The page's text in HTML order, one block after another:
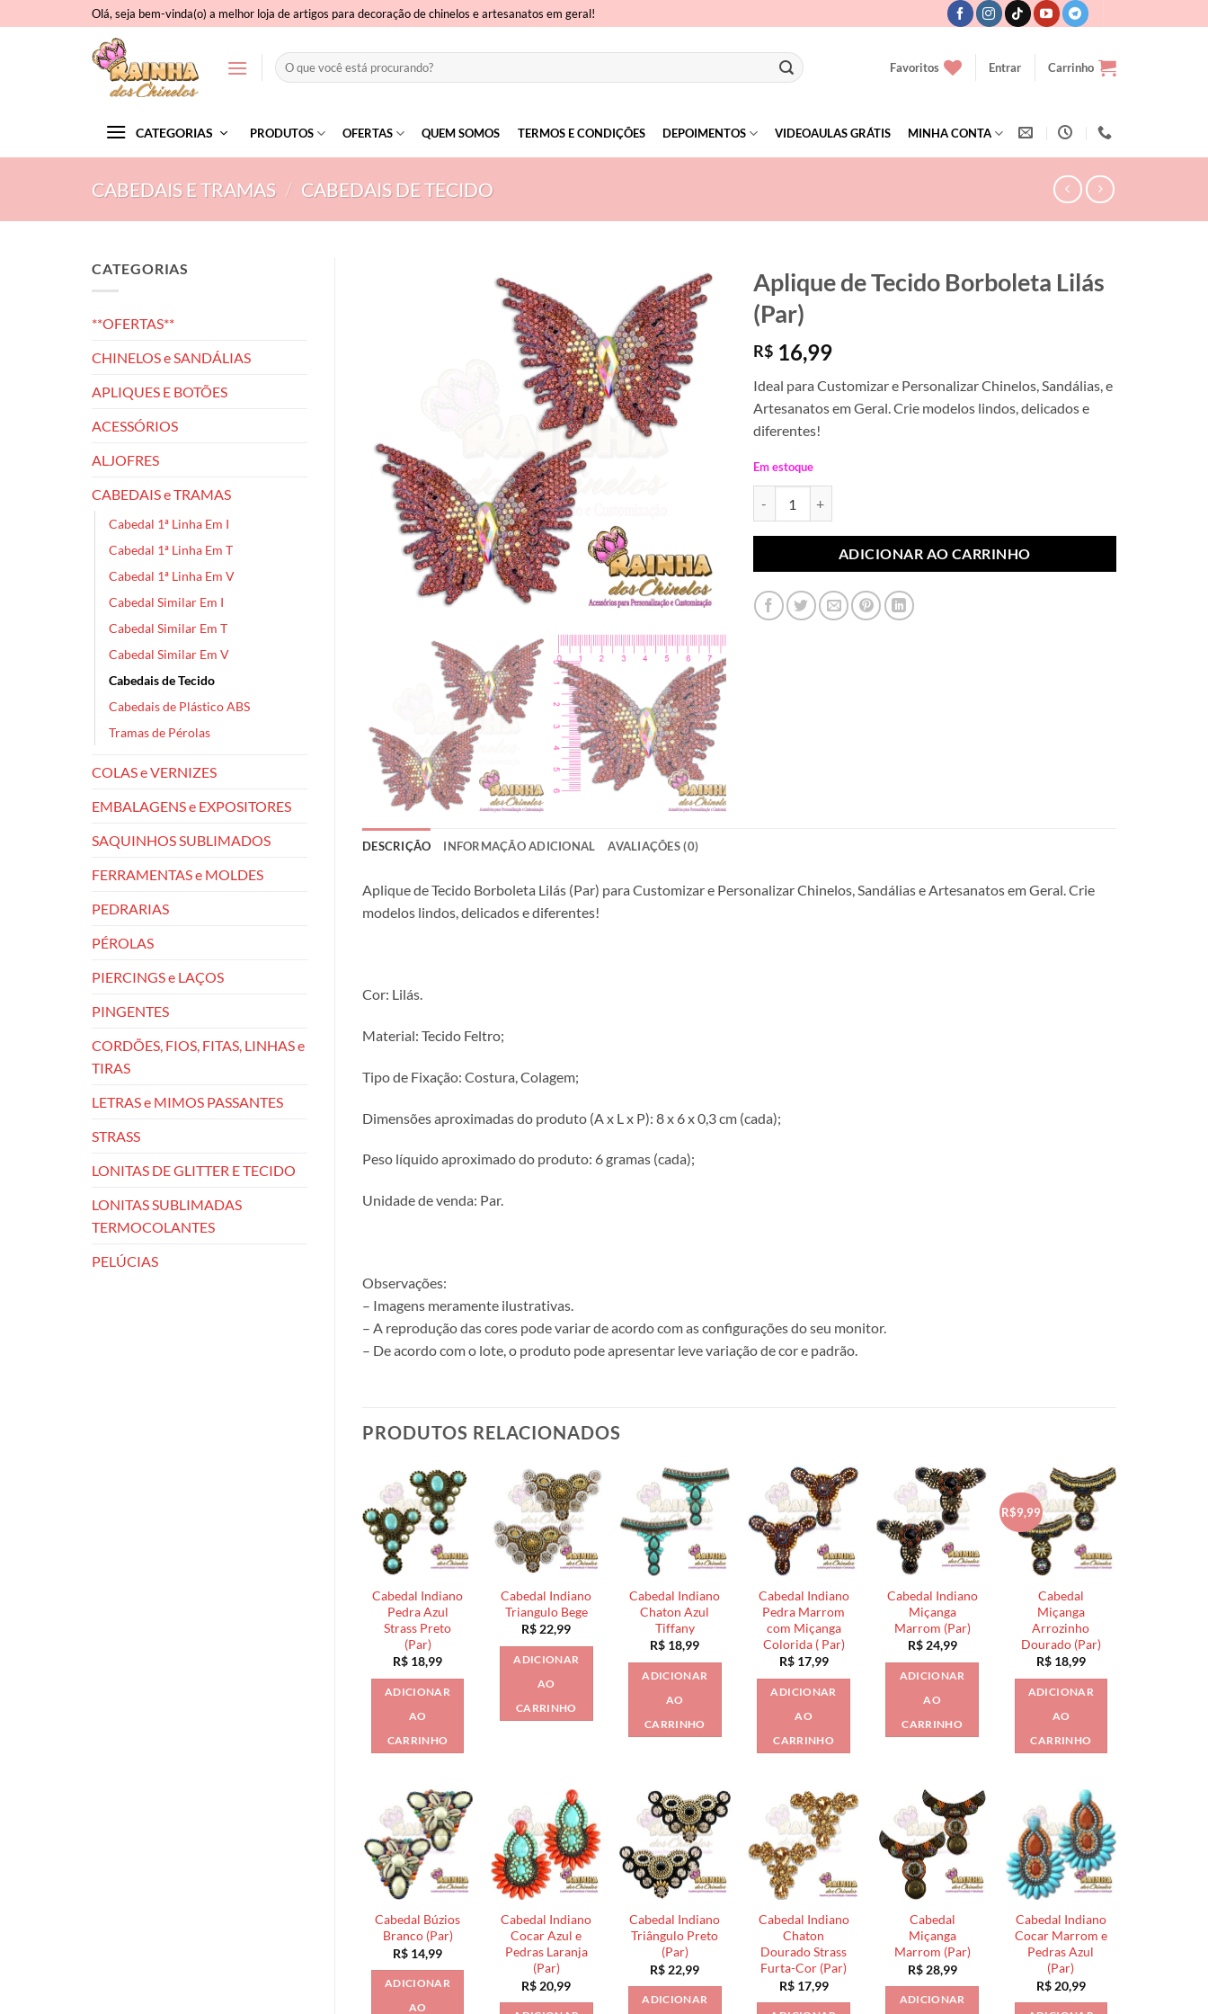
to
Olá, seja bem-vinda(o) a melhor loja de artigos para decoração de chinelos e artesanatos em geral!
Pesquisar
por:
Favoritos Entrar Carrinho
CATEGORIAS PRODUTOS OFERTAS QUEM SOMOS TERMOS E CONDIÇÕES DEPOIMENTOS VIDEOAULAS GRÁTIS MINHA CONTA
CABEDAIS E TRAMAS / CABEDAIS DE TECIDO
CATEGORIAS
**OFERTAS**
CHINELOS e SANDÁLIAS
APLIQUES E BOTÕES
ACESSÓRIOS
ALJOFRES
CABEDAIS e TRAMAS
Cabedal 1ª Linha Em I
Cabedal 1ª Linha Em T
Cabedal 1ª Linha Em V
Cabedal Similar Em I
Cabedal Similar Em T
Cabedal Similar Em V
Cabedais de Tecido
Cabedais de Plástico ABS
Tramas de Pérolas
COLAS e VERNIZES
EMBALAGENS e EXPOSITORES
SAQUINHOS SUBLIMADOS
FERRAMENTAS e MOLDES
PEDRARIAS
PÉROLAS
PIERCINGS e LAÇOS
PINGENTES
CORDÕES, FIOS, FITAS, LINHAS e
TIRAS
LETRAS e MIMOS PASSANTES
STRASS
LONITAS DE GLITTER E TECIDO
LONITAS SUBLIMADAS
TERMOCOLANTES
PELÚCIAS
Aplique de Tecido Borboleta Lilás
(Par)
R$16,99
Ideal para Customizar e Personalizar Chinelos, Sandálias, e
Artesanatos em Geral. Crie modelos lindos, delicados e
diferentes!
Em estoque
ADICIONAR AO CARRINHO
DESCRIÇÃO INFORMAÇÃO ADICIONAL AVALIAÇÕES (0)
Aplique de Tecido Borboleta Lilás (Par) para Customizar e Personalizar Chinelos, Sandálias e Artesanatos em Geral. Crie
modelos lindos, delicados e diferentes!
Cor: Lilás.
Material: Tecido Feltro;
Tipo de Fixação: Costura, Colagem;
Dimensões aproximadas do produto (A x L x P): 8 x 6 x 0,3 cm (cada);
Peso líquido aproximado do produto: 6 gramas (cada);
Unidade de venda: Par.
Observações:
– Imagens meramente ilustrativas.
– A reprodução das cores pode variar de acordo com as configurações do seu monitor.
– De acordo com o lote, o produto pode apresentar leve variação de cor e padrão.
PRODUTOS RELACIONADOS
Cabedal Indiano
Pedra Azul
Strass Preto
(Par)
R$ 18,99
ADICIONAR
AO
CARRINHO
Cabedal Indiano
Triangulo Bege
R$22,99
ADICIONAR
AO
CARRINHO
Cabedal Indiano
Chaton Azul
Tiffany
R$ 18,99
ADICIONAR
AO
CARRINHO
Cabedal Indiano
Pedra Marrom
com Miçanga
Colorida ( Par)
R$17,99
ADICIONAR
AO
CARRINHO
Cabedal Indiano
Miçanga
Marrom (Par)
R$24,99
ADICIONAR
AO
CARRINHO
R$9,99
Cabedal
Miçanga
Arrozinho
Dourado (Par)
R$18,99
ADICIONAR
AO
CARRINHO
Cabedal Búzios
Branco (Par)
R$ 14,99
ADICIONAR
AO
Cabedal Indiano
Cocar Azul e
Pedras Laranja
(Par)
R$ 20,99
Cabedal Indiano
Triângulo Preto
(Par)
R$ 22,99
ADICIONAR
Cabedal Indiano
Chaton
Dourado Strass
Furta-Cor (Par)
R$17,99
Cabedal
Miçanga
Marrom (Par)
R$28,99
ADICIONAR
Cabedal Indiano
Cocar Marrom e
Pedras Azul
(Par)
R$20,99